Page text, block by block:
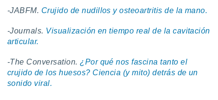
-JABFM. Crujido de nudillos y osteoartritis de la mano.
-Journals. Visualización en tiempo real de la cavitación
articular.
-The Conversation.¿Por qué nos fascina tanto el
crujido de los huesos? Ciencia (y mito) detrás de un
sonido viral.